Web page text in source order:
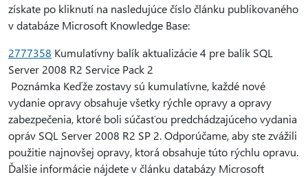
získate po kliknutí na nasledujúce číslo článku publikovaného
v databáze Microsoft Knowledge Base:
2777358 Kumulatívny balík aktualizácie 4 pre balík SQL
Server 2008 R2 Service Pack 2
Poznámka Keďže zostavy sú kumulatívne, každé nové
vydanie opravy obsahuje všetky rýchle opravy a opravy
zabezpečenia, ktoré boli súčasťou predchádzajúceho vydania
opráv SQL Server 2008 R2 SP 2. Odporúčame, aby ste zvážili
použitie najnovšej opravy, ktorá obsahuje túto rýchlu opravu.
Ďalšie informácie nájdete v článku databázy Microsoft